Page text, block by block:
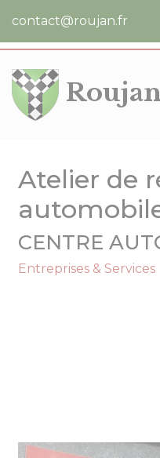
contact@roujan.fr
Atelier de
CENTRE
Entreprises & Services